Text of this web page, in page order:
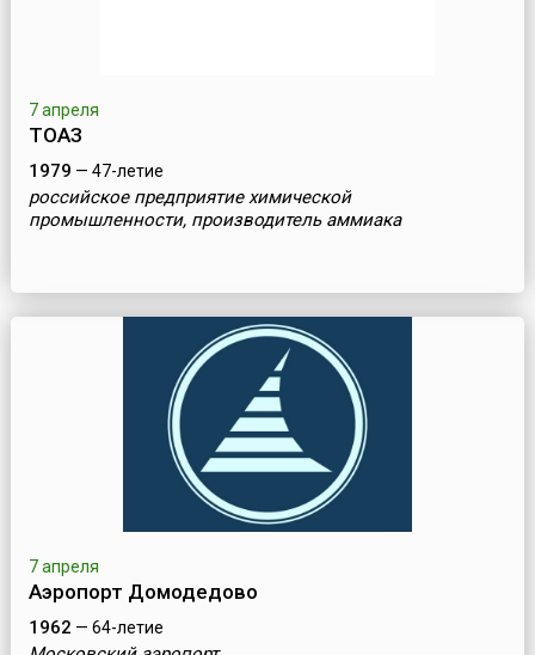
7 апреля
ТОАЗ
1979 — 47-летие
российское предприятие химической
промышленности, производитель аммиака
7 апреля
Аэропорт Домодедово
1962 — 64-летие